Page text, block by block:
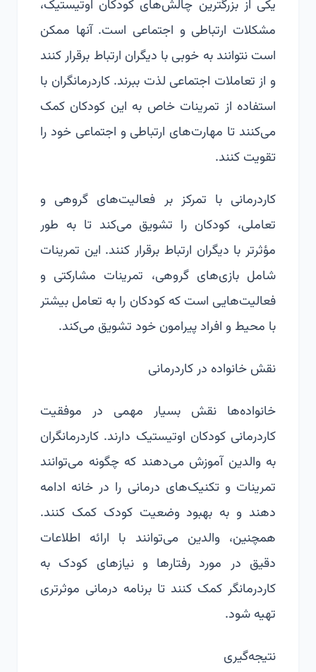
یکی از بزرگترین چالش‌های کودکان اوتیستیک،
مشکلات ارتباطی و اجتماعی است. آنها ممکن
است نتوانند به خوبی با دیگران ارتباط برقرار کنند
و از تعاملات اجتماعی لذت ببرند. کاردرمانگران با
استفاده از تمرینات خاص به این کودکان کمک
می‌کنند تا مهارت‌های ارتباطی و اجتماعی خود را
تقویت کنند.
کاردرمانی با تمرکز بر فعالیت‌های گروهی و
تعاملی، کودکان را تشویق می‌کند تا به طور
مؤثرتر با دیگران ارتباط برقرار کنند. این تمرینات
شامل بازی‌های گروهی، تمرینات مشارکتی و
فعالیت‌هایی است که کودکان را به تعامل بیشتر
با محیط و افراد پیرامون خود تشویق می‌کند.
نقش خانواده در کاردرمانی
خانواده‌ها نقش بسیار مهمی در موفقیت
کاردرمانی کودکان اوتیستیک دارند. کاردرمانگران
به والدین آموزش می‌دهند که چگونه می‌توانند
تمرینات و تکنیک‌های درمانی را در خانه ادامه
دهند و به بهبود وضعیت کودک کمک کنند.
همچنین، والدین می‌توانند با ارائه اطلاعات
دقیق در مورد رفتارها و نیازهای کودک به
کاردرمانگر کمک کنند تا برنامه درمانی موثرتری
تهیه شود.
نتیجه‌گیری